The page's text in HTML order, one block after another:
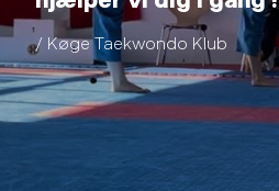
/ Køge Taekwondo Klub